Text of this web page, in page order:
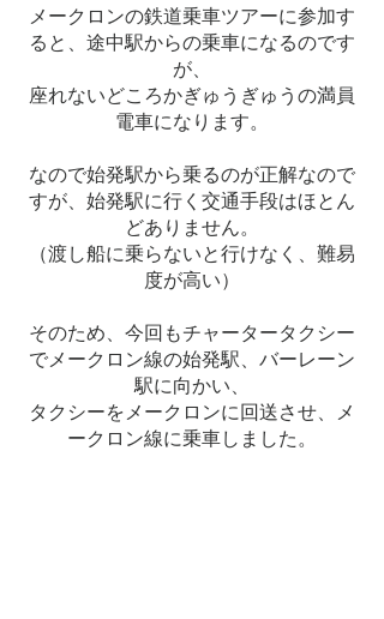
メークロンの鉄道乗車ツアーに参加す
ると、途中駅からの乗車になるのです
が、
座れないどころかぎゅうぎゅうの満員
電車になります。
なので始発駅から乗るのが正解なので
すが、始発駅に行く交通手段はほとん
どありません。
（渡し船に乗らないと行けなく、難易
度が高い）
そのため、今回もチャータータクシー
でメークロン線の始発駅、バーレーン
駅に向かい、
タクシーをメークロンに回送させ、メ
ークロン線に乗車しました。